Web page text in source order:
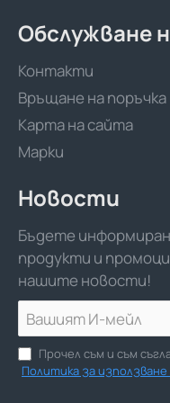
Обслужване
Контакти
Връщане на поръчка
Карта на сайта
Марки
Новости
Бъдете
продукти и
нашите новости!
И-
мейл
Прочел съм и съм
Политика за използване